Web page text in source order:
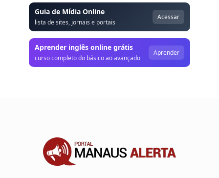
Guia de Mídia Online
lista de sites, jornais e portais
Acessar
Aprender inglês online grátis
curso completo do básico ao avançado
Aprender